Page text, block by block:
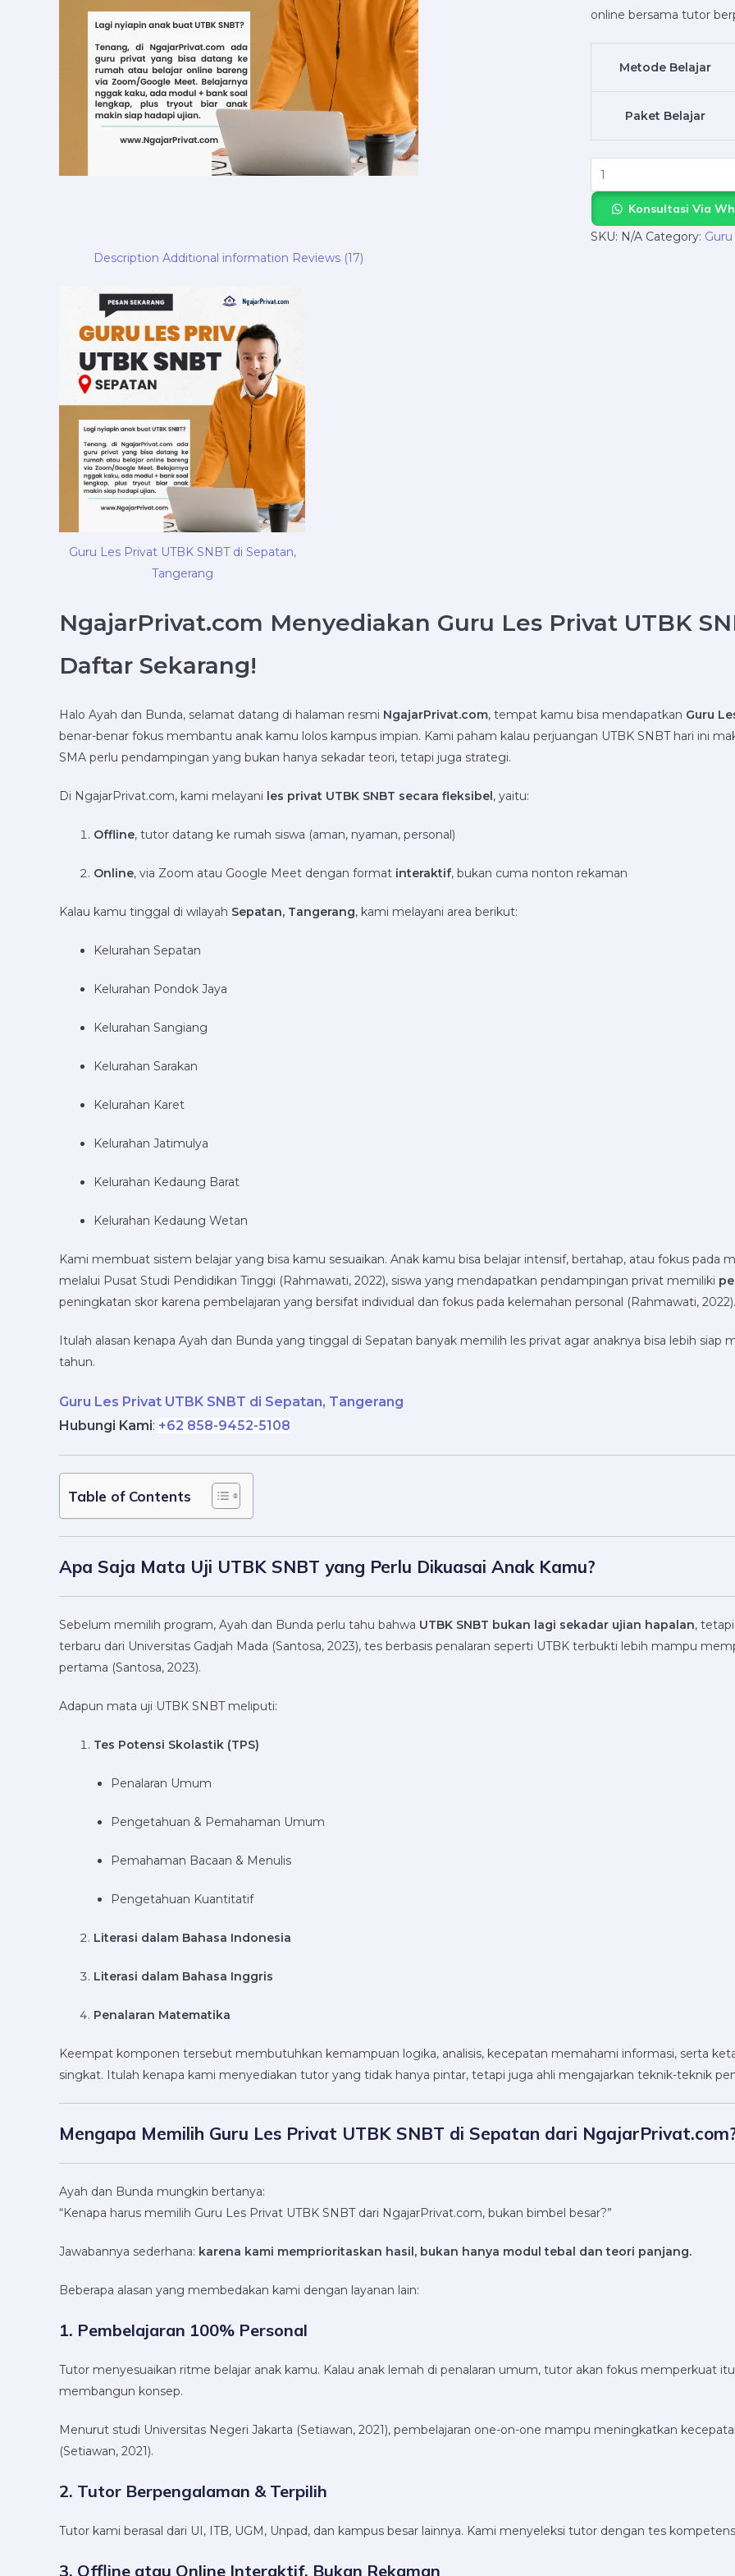
online bersama tutor
Metode Belajar
Paket Belajar
Tangerang:
Daftar
Sekarang!
Konsultasi Via
SKU: N/A Category:
Description Additional information Reviews (17)
Guru Les Privat UTBK SNBT di Sepatan,
Tangerang
NgajarPrivat.com Menyediakan Guru Les Privat UTBK
Daftar Sekarang!
Halo Ayah dan Bunda, selamat datang di halaman resmi NgajarPrivat.com, tempat kamu bisa mendapatkan Guru
benar-benar fokus membantu anak kamu lolos kampus impian. Kami paham kalau perjuangan UTBK SNBT hari ini
SMA perlu pendampingan yang bukan hanya sekadar teori, tetapi juga strategi.
Di NgajarPrivat.com, kami melayani les privat UTBK SNBT secara fleksibel, yaitu:
Offline, tutor datang ke rumah siswa (aman, nyaman, personal)
Online, via Zoom atau Google Meet dengan format interaktif, bukan cuma nonton rekaman
Kalau kamu tinggal di wilayah Sepatan, Tangerang, kami melayani area berikut:
Kelurahan Sepatan
Kelurahan Pondok Jaya
Kelurahan Sangiang
Kelurahan Sarakan
Kelurahan Karet
Kelurahan Jatimulya
Kelurahan Kedaung Barat
Kelurahan Kedaung Wetan
Kami membuat sistem belajar yang bisa kamu sesuaikan. Anak kamu bisa belajar intensif, bertahap, atau fokus pada
melalui Pusat Studi Pendidikan Tinggi (Rahmawati, 2022), siswa yang mendapatkan pendampingan privat memiliki
peningkatan skor karena pembelajaran yang bersifat individual dan fokus pada kelemahan personal (Rahmawati, 2022).
Itulah alasan kenapa Ayah dan Bunda yang tinggal di Sepatan banyak memilih les privat agar anaknya bisa lebih
tahun.
Guru Les Privat UTBK SNBT di Sepatan, Tangerang
Hubungi Kami: +62 858-9452-5108
Table of Contents
Apa Saja Mata Uji UTBK SNBT yang Perlu Dikuasai Anak Kamu?
Sebelum memilih program, Ayah dan Bunda perlu tahu bahwa UTBK SNBT bukan lagi sekadar ujian hapalan,
terbaru dari Universitas Gadjah Mada (Santosa, 2023), tes berbasis penalaran seperti UTBK terbukti lebih mampu
pertama (Santosa, 2023).
Adapun mata uji UTBK SNBT meliputi:
Tes Potensi Skolastik (TPS)
Penalaran Umum
Pengetahuan & Pemahaman Umum
Pemahaman Bacaan & Menulis
Pengetahuan Kuantitatif
Literasi dalam Bahasa Indonesia
Literasi dalam Bahasa Inggris
Penalaran Matematika
Keempat komponen tersebut membutuhkan kemampuan logika, analisis, kecepatan memahami informasi, serta
singkat. Itulah kenapa kami menyediakan tutor yang tidak hanya pintar, tetapi juga ahli mengajarkan teknik-teknik
Mengapa Memilih Guru Les Privat UTBK SNBT di Sepatan dari
Ayah dan Bunda mungkin bertanya:
“Kenapa harus memilih Guru Les Privat UTBK SNBT dari NgajarPrivat.com, bukan bimbel besar?”
Jawabannya sederhana: karena kami memprioritaskan hasil, bukan hanya modul tebal dan teori panjang.
Beberapa alasan yang membedakan kami dengan layanan lain:
1. Pembelajaran 100% Personal
Tutor menyesuaikan ritme belajar anak kamu. Kalau anak lemah di penalaran umum, tutor akan fokus memperkuat
membangun konsep.
Menurut studi Universitas Negeri Jakarta (Setiawan, 2021), pembelajaran one-on-one mampu meningkatkan
(Setiawan, 2021).
2. Tutor Berpengalaman & Terpilih
Tutor kami berasal dari UI, ITB, UGM, Unpad, dan kampus besar lainnya. Kami menyeleksi tutor dengan tes
3. Offline atau Online Interaktif, Bukan Rekaman